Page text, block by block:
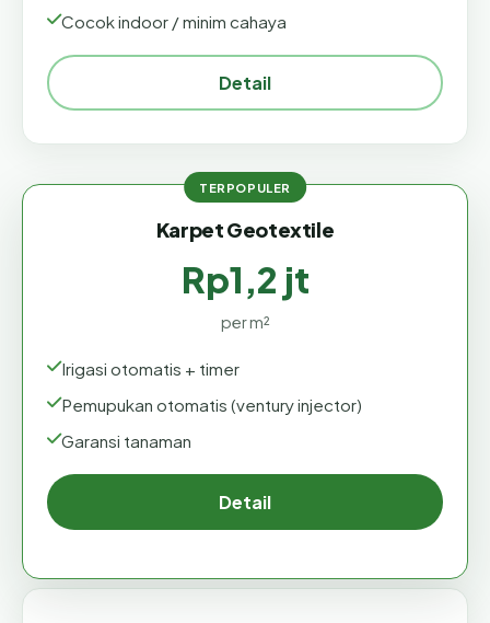
Cocok indoor / minim cahaya
Detail
Karpet Geotextile
Rp1,2 jt
per m²
Irigasi otomatis + timer
Pemupukan otomatis (ventury injector)
Garansi tanaman
Detail